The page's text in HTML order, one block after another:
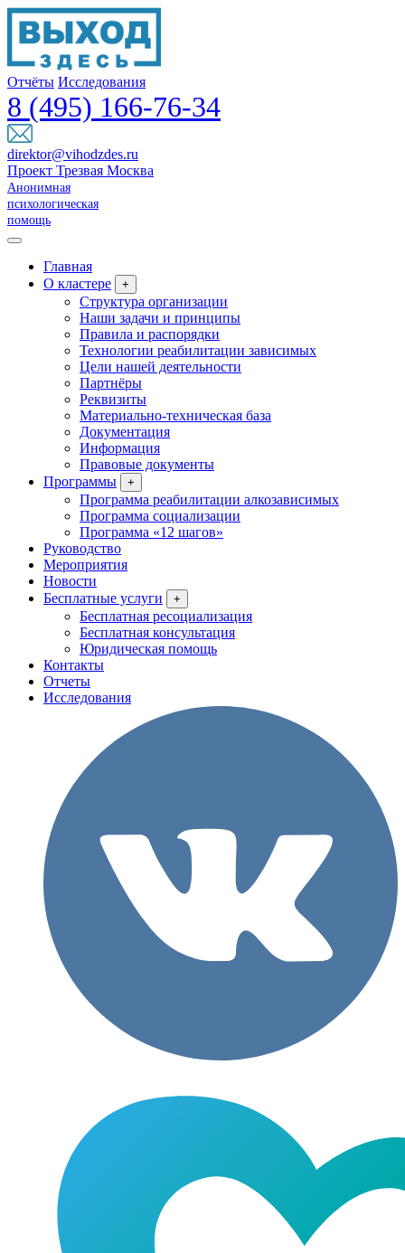
Отчёты Исследования
8 (495) 166-76-34
direktor@vihodzdes.ru
Проект Трезвая Москва
Анонимная
психологическая
помощь
Главная
О кластере
+
Структура организации
Наши задачи и принципы
Правила и распорядки
Технологии реабилитации зависимых
Цели нашей деятельности
Партнёры
Реквизиты
Материально-техническая база
Документация
Информация
Правовые документы
Программы
+
Программа реабилитации алкозависимых
Программа социализации
Программа «12 шагов»
Руководство
Мероприятия
Новости
Бесплатные услуги
+
Бесплатная ресоциализация
Бесплатная консультация
Юридическая помощь
Контакты
Отчеты
Исследования